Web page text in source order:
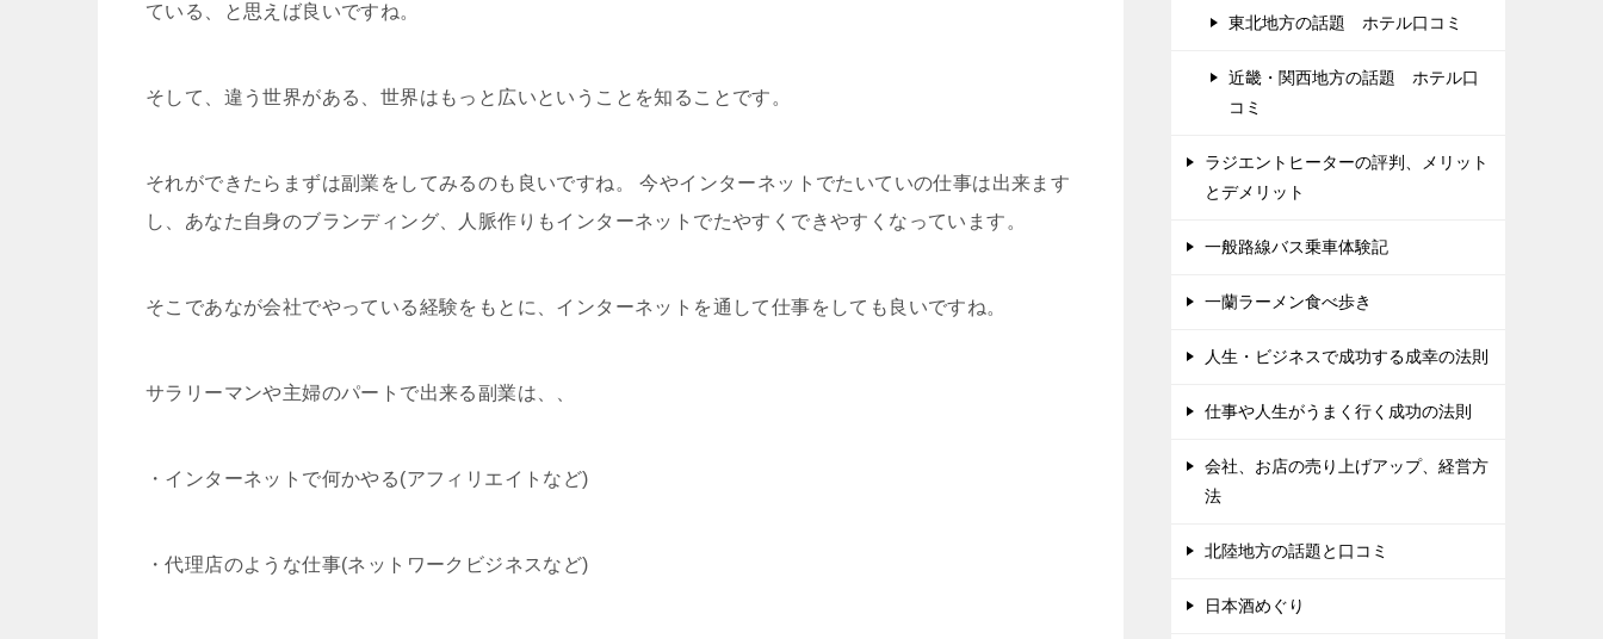
ている、と思えば良いですね。
そして、違う世界がある、世界はもっと広いということを知ることです。
それができたらまずは副業をしてみるのも良いですね。 今やインターネットでたいていの仕事は出来ます
し、あなた自身のブランディング、人脈作りもインターネットでたやすくできやすくなっています。
そこであなが会社でやっている経験をもとに、インターネットを通して仕事をしても良いですね。
サラリーマンや主婦のパートで出来る副業は、、
・インターネットで何かやる(アフィリエイトなど)
・代理店のような仕事(ネットワークビジネスなど)
東北地方の話題 ホテル口コミ
近畿・関西地方の話題 ホテル口
コミ
ラジエントヒーターの評判、メリット
とデメリット
一般路線バス乗車体験記
一蘭ラーメン食べ歩き
人生・ビジネスで成功する成幸の法則
仕事や人生がうまく行く成功の法則
会社、お店の売り上げアップ、経営方
法
北陸地方の話題と口コミ
日本酒めぐり